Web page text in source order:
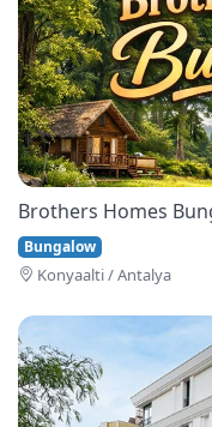
Brothers Homes
Bungalow
Konyaalti / Antalya